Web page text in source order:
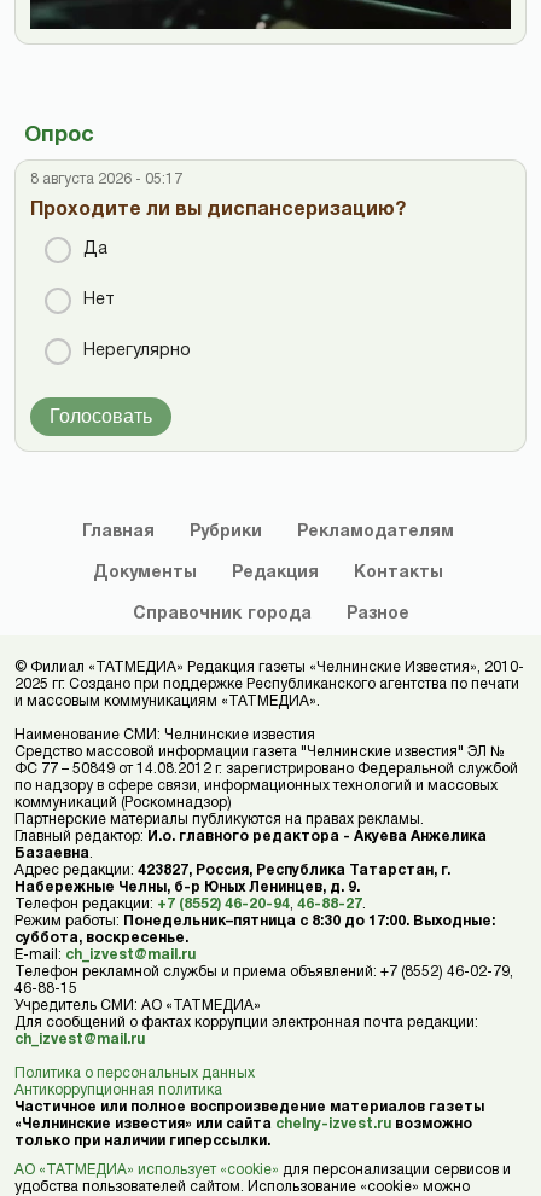
Опрос
8 августа 2026 - 05:17
Проходите ли вы диспансеризацию?
Да
Нет
Нерегулярно
Голосовать
Главная Рубрики Рекламодателям
Документы Редакция Контакты
Справочник города Разное
© Филиал «ТАТМЕДИА» Редакция газеты «Челнинские Известия», 2010-
2025 гг. Создано при поддержке Республиканского агентства по печати
и массовым коммуникациям «ТАТМЕДИА».
Наименование СМИ: Челнинские известия
Средство массовой информации газета "Челнинские известия" ЭЛ №
ФС 77 – 50849 от 14.08.2012 г. зарегистрировано Федеральной службой
по надзору в сфере связи, информационных технологий и массовых
коммуникаций (Роскомнадзор)
Партнерские материалы публикуются на правах рекламы.
Главный редактор: И.о. главного редактора - Акуева Анжелика
Базаевна
Адрес редакции: 423827, Россия, Республика Татарстан, г.
Набережные Челны, б-р Юных Ленинцев, д. 9.
Телефон редакции: +7 (8552) 46-20-94 46-88-27
Режим работы: Понедельник–пятница с 8:30 до 17:00. Выходные:
суббота, воскресенье.
E-mail: ch_izvest@mail.ru
Телефон рекламной службы и приема объявлений: +7 (8552) 46-02-79,
46-88-15
Учредитель СМИ: АО «ТАТМЕДИА»
Для сообщений о фактах коррупции электронная почта редакции:
ch_izvest@mail.ru
Политика о персональных данных
Антикоррупционная политика
Частичное или полное воспроизведение материалов газеты
«Челнинские известия» или сайта chelny-izvest.ru возможно
только при наличии гиперссылки.
АО «ТАТМЕДИА» использует «cookie» для персонализации сервисов и
удобства пользователей сайтом. Использование «cookie» можно